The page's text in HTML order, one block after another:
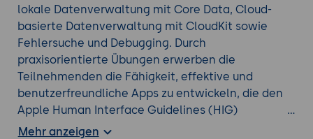
lokale Datenverwaltung mit Core Data, Cloud-
basierte Datenverwaltung mit CloudKit sowie
Fehlersuche und Debugging. Durch
praxisorientierte Übungen erwerben die
Teilnehmenden die Fähigkeit, effektive und
benutzerfreundliche Apps zu entwickeln, die den
Apple Human Interface Guidelines (HIG)
entsprechen.
Mehr anzeigen